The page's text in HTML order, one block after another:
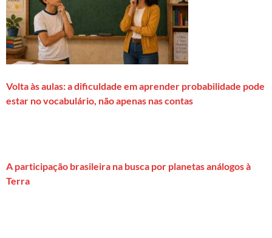
Volta às aulas: a dificuldade em aprender probabilidade pode
estar no vocabulário, não apenas nas contas
A participação brasileira na busca por planetas análogos à
Terra